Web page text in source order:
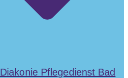
Diakonie Pflegedienst Bad